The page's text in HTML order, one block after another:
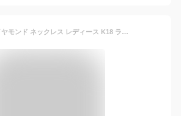
PLUSTER ダイヤモンド ネックレス レディース K18 ライン 0.2ct スマイル ピンクゴールド [ギフトボックスセット] 人気 誕生日 プレゼント ジュエリー プラスター 高額ジュエリー